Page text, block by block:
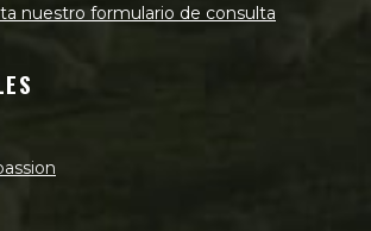
nuestro formulario de consulta